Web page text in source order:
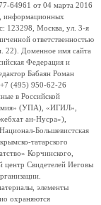
64961 от 04 марта 2016
информационных
123298, Москва, ул. 3-я
ответственностью
Доменное имя сайта
Федерация и
Бабаян Роман
(495) 950-62-26
в Российской
(УПА), «ИГИЛ»,
ан-Нусра»),
Большевистская
татарского
Корчинского,
центр Свидетелей Иеговы
элементы
охраняются